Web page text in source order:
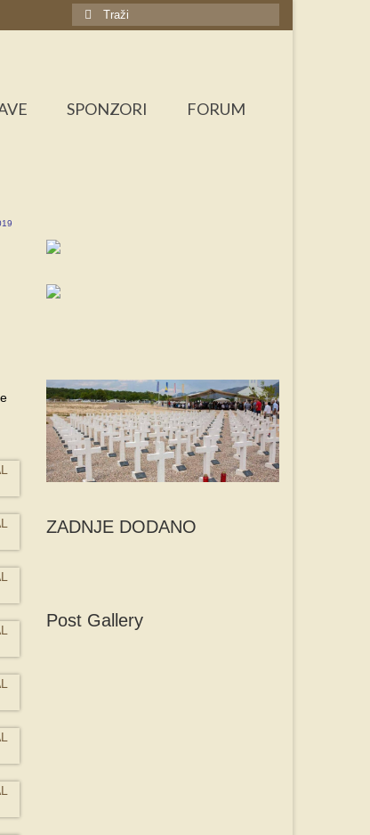
Search
for:
SPONZORI FORUM
ZADNJE DODANO
Post Gallery